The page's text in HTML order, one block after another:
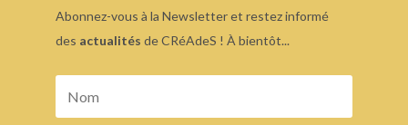
Abonnez-vous à la Newsletter et restez informé
des actualités de CRéAdeS ! À bientôt...